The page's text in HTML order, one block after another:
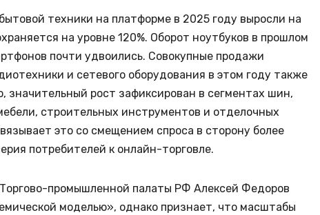
техники на платформе в 2025 году выросли на
на уровне 120%. Оборот ноутбуков в прошлом
почти удвоились. Совокупные продажи
и сетевого оборудования в этом году также
значительный рост зафиксирован в сегментах шин,
строительных инструментов и отделочных
это со смещением спроса в сторону более
потребителей к онлайн-торговле.
промышленной палаты РФ Алексей Федоров
моделью», однако признает, что масштабы